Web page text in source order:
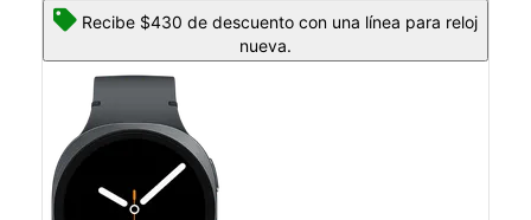
Recibe $430 de descuento con una línea para reloj
nueva.